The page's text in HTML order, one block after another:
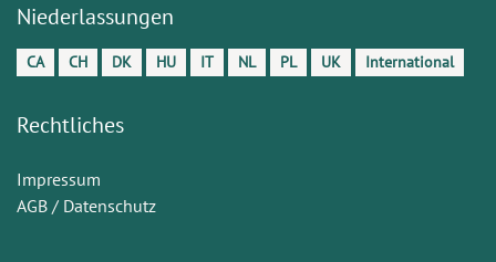
Niederlassungen
CA CH DK HU IT NL PL UK International
Rechtliches
Impressum
AGB / Datenschutz